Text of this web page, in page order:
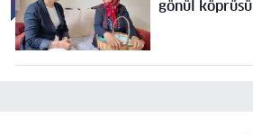
gönül köprüsü